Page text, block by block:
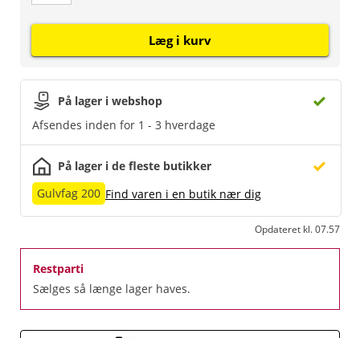
På lager i webshop
Afsendes inden for 1 - 3 hverdage
På lager i de fleste butikker
Gulvfag 200 Find varen i en butik nær dig
Opdateret kl. 07.57
Restparti
Sælges så længe lager haves.
Læg i kurv